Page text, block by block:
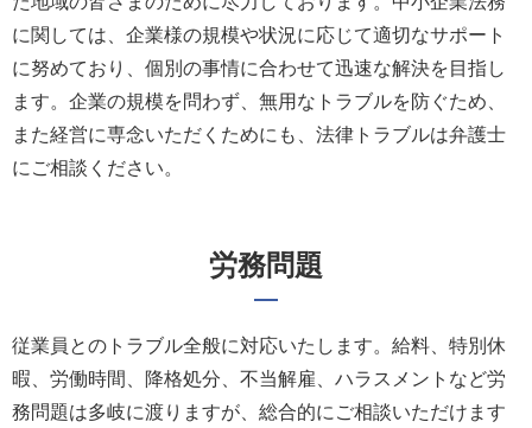
に関しては、企業様の規模や状況に応じて適切なサポート
に努めており、個別の事情に合わせて迅速な解決を目指し
ます。企業の規模を問わず、無用なトラブルを防ぐため、
また経営に専念いただくためにも、法律トラブルは弁護士
にご相談ください。
労務問題
従業員とのトラブル全般に対応いたします。給料、特別休
暇、労働時間、降格処分、不当解雇、ハラスメントなど労
務問題は多岐に渡りますが、総合的にご相談いただけます